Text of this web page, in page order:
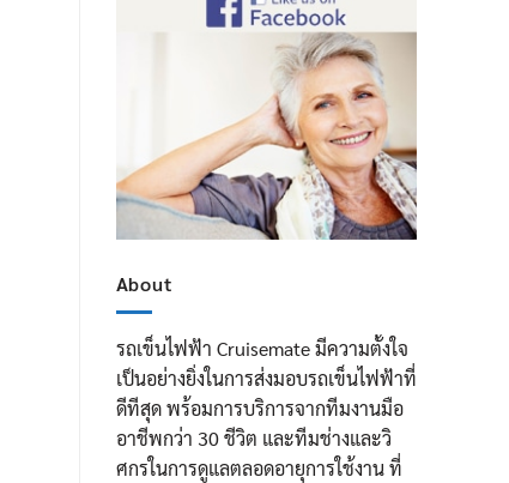
About
รถเข็นไฟฟ้า Cruisemate มีความตั้งใจ
เป็นอย่างยิ่งในการส่งมอบรถเข็นไฟฟ้าที่
ดีทีสุด พร้อมการบริการจากทีมงานมือ
อาชีพกว่า 30 ชีวิต และทีมช่างและวิ
ศกรในการดูแลตลอดอายุการใช้งาน ที่